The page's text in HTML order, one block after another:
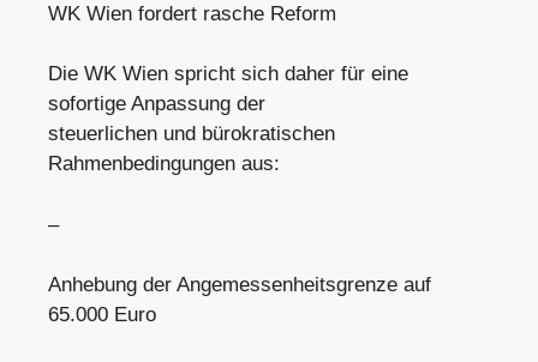
WK Wien fordert rasche Reform
Die WK Wien spricht sich daher für eine
sofortige Anpassung der
steuerlichen und bürokratischen
Rahmenbedingungen aus:
–
Anhebung der Angemessenheitsgrenze auf
65.000 Euro